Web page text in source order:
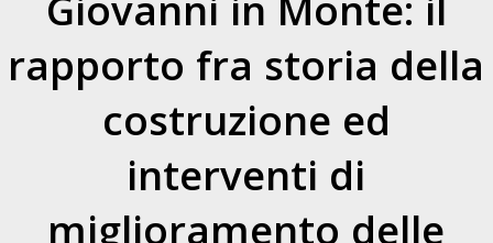
rapporto fra storia della
costruzione ed
interventi di
miglioramento delle